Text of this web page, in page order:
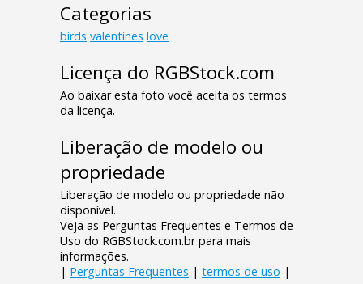
Categorias
birds valentines love
Licença do RGBStock.com
Ao baixar esta foto você aceita os termos
da licença.
Liberação de modelo ou
propriedade
Liberação de modelo ou propriedade não
disponível.
Veja as Perguntas Frequentes e Termos de
Uso do RGBStock.com.br para mais
informações.
| Perguntas Frequentes | termos de uso |